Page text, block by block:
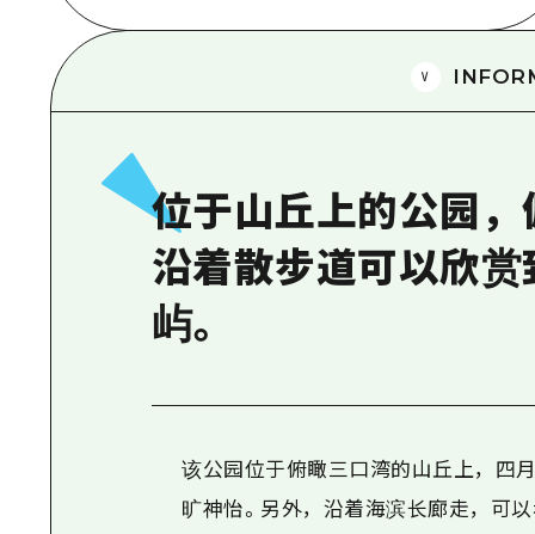
位于山丘上的公园
沿着散步道可以欣
屿。
该公园位于俯瞰三口湾的山丘上，四
旷神怡。另外，沿着海滨长廊走，可